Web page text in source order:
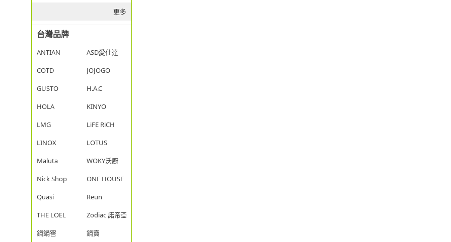
更多
台灣品牌
ANTIAN
ASD愛仕達
COTD
JOJOGO
GUSTO
H.A.C
HOLA
KINYO
LMG
LiFE RiCH
LINOX
LOTUS
Maluta
WOKY沃廚
Nick Shop
ONE HOUSE
Quasi
Reun
THE LOEL
Zodiac 諾帝亞
鍋鍋窖
鍋寶